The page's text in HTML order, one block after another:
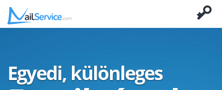
Egyedi, különleges